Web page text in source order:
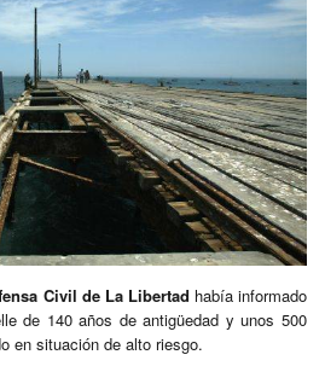
Civil de La Libertad había informado
de 140 años de antigüedad y unos 500
en situación de alto riesgo.